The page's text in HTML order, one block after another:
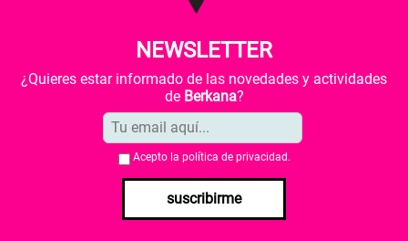
NEWSLETTER
¿Quieres estar informado de las novedades y actividades
de Berkana?
Acepto la política de privacidad .
suscribirme